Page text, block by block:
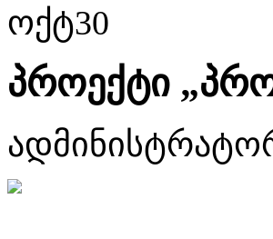
ოქტ30
პროექტი